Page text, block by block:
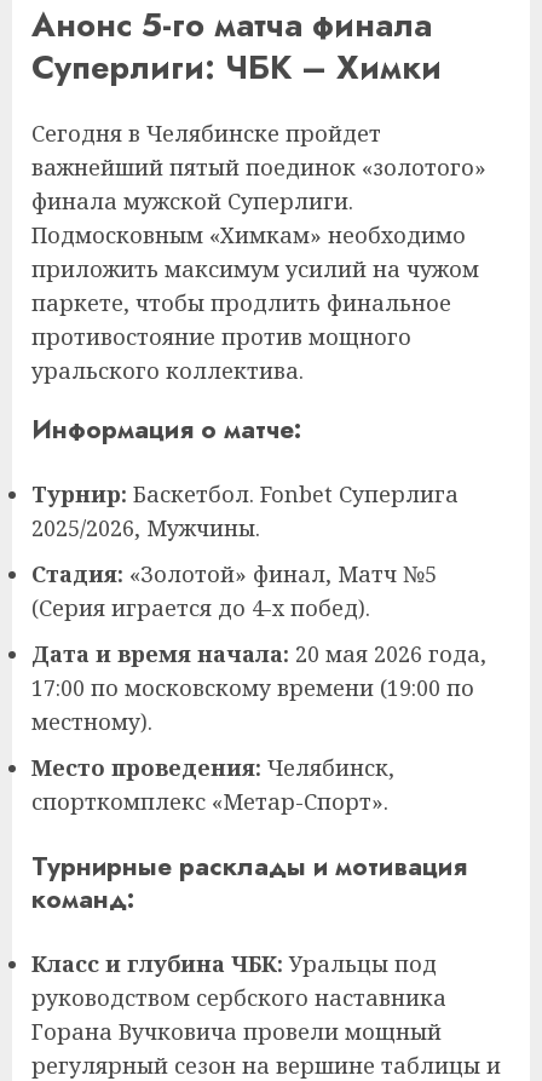
Анонс 5-го матча финала
Суперлиги: ЧБК – Химки
Сегодня в Челябинске пройдет
важнейший пятый поединок «золотого»
финала мужской Суперлиги.
Подмосковным «Химкам» необходимо
приложить максимум усилий на чужом
паркете, чтобы продлить финальное
противостояние против мощного
уральского коллектива.
Информация о матче:
Турнир: Баскетбол. Fonbet Суперлига
2025/2026, Мужчины.
Стадия: «Золотой» финал, Матч №5
(Серия играется до 4-х побед).
Дата и время начала: 20 мая 2026 года,
17:00 по московскому времени (19:00 по
местному).
Место проведения: Челябинск,
спорткомплекс «Метар-Спорт».
Турнирные расклады и мотивация
команд:
Класс и глубина ЧБК: Уральцы под
руководством сербского наставника
Горана Вучковича провели мощный
регулярный сезон на вершине таблицы и